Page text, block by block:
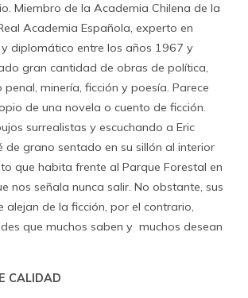
Miembro de la Academia Chilena de la
Academia Española, experto en
diplomático entre los años 1967 y
gran cantidad de obras de política,
penal, minería, ficción y poesía. Parece
de una novela o cuento de ficción.
surrealistas y escuchando a Eric
de grano sentado en su sillón al interior
que habita frente al Parque Forestal en
nos señala nunca salir. No obstante, sus
alejan de la ficción, por el contrario,
que muchos saben y muchos desean
CALIDAD